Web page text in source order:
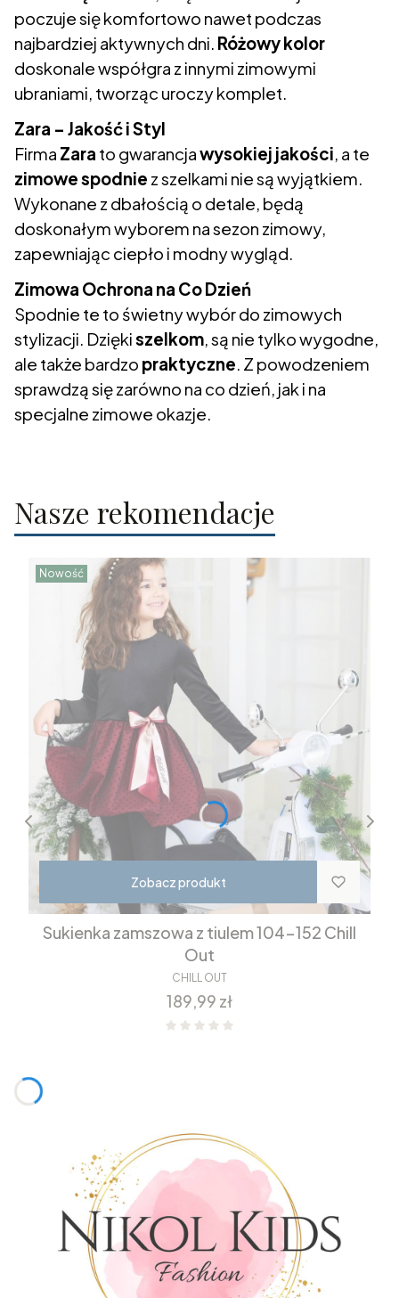
poczuje się komfortowo nawet podczas
najbardziej aktywnych dni. Różowy kolor
doskonale współgra z innymi zimowymi
ubraniami, tworząc uroczy komplet.
Zara – Jakość i Styl
Firma Zara to gwarancjawysokiej jakości, a te
zimowe spodnie z szelkami nie są wyjątkiem.
Wykonane z dbałością o detale, będą
doskonałym wyborem na sezon zimowy,
zapewniając ciepło i modny wygląd.
Zimowa Ochrona na Co Dzień
Spodnie te to świetny wybór do zimowych
stylizacji. Dziękiszelkom, są nie tylko wygodne,
ale także bardzo praktyczne. Z powodzeniem
sprawdzą się zarówno na co dzień, jak i na
specjalne zimowe okazje.
Nasze rekomendacje
Nowość
Zobacz produkt
Sukienka zamszowa z tiulem 104-152 Chill
Out
CHILL OUT
Cena
189,99 zł